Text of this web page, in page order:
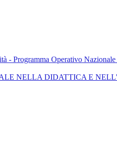
- Programma Operativo
NELLA DIDATTICA E